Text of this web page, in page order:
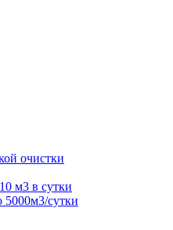
очистки
м3 в сутки
5000м3/сутки